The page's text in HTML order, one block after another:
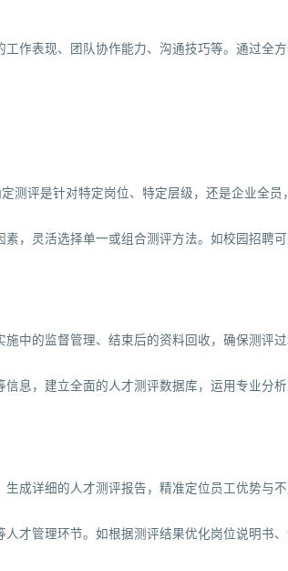
作表现、团队协作能力、沟通技巧等。通过全方
测评是针对特定岗位、特定层级，还是企业全员
，灵活选择单一或组合测评方法。如校园招聘可
中的监督管理、结束后的资料回收，确保测评
息，建立全面的人才测评数据库，运用专业分
成详细的人才测评报告，精准定位员工优势与不
才管理环节。如根据测评结果优化岗位说明书